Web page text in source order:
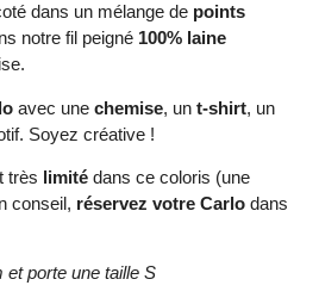
dans un mélange de points
notre fil peigné 100% laine
avec unechemise, unt-shirt, un
Soyez créative !
très limité dans ce coloris (une
conseil, réservez votre Carlo dans
et porte une taille S